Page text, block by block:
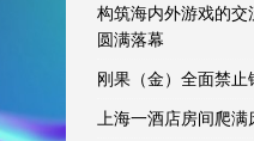
构筑海内外游戏的
圆满落幕
刚果（金）全面禁
上海一酒店房间爬